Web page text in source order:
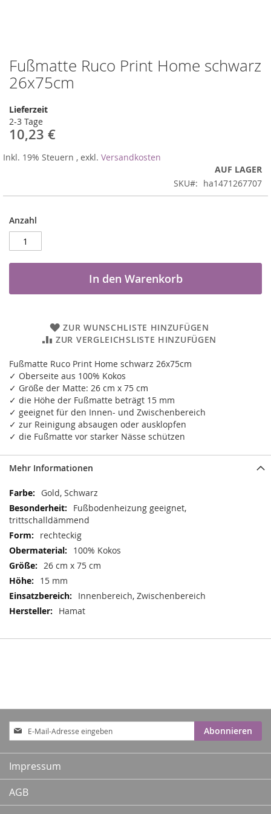
Fußmatte Ruco Print Home schwarz
26x75cm
Lieferzeit
2-3 Tage
10,23 €
Inkl. 19% Steuern , exkl. Versandkosten
AUF LAGER
SKU
ha1471267707
Anzahl
In den Warenkorb
ZUR WUNSCHLISTE HINZUFÜGEN
ZUR VERGLEICHSLISTE HINZUFÜGEN
Fußmatte Ruco Print Home schwarz 26x75cm
✓ Oberseite aus 100% Kokos
✓ Größe der Matte: 26 cm x 75 cm
✓ die Höhe der Fußmatte beträgt 15 mm
✓ geeignet für den Innen- und Zwischenbereich
✓ zur Reinigung absaugen oder ausklopfen
✓ die Fußmatte vor starker Nässe schützen
Zum
Anfang
der
springen
Mehr Informationen
Mehr
Informationen
Gold, Schwarz
Fußbodenheizung geeignet,
trittschalldämmend
rechteckig
100% Kokos
26 cm x 75 cm
15 mm
Innenbereich, Zwischenbereich
Hamat
Anmeldung
zum
Newsletter:
Abonnieren
Impressum
AGB